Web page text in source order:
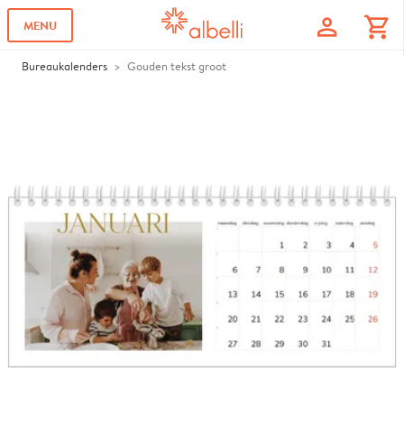
MENU profile shopping_cart
Bureaukalenders Gouden tekst groot